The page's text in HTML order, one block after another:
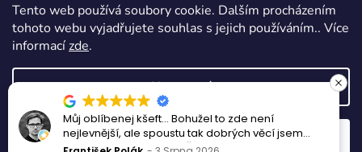
Tento web používá soubory cookie. Dalším procházením
tohoto webu vyjadřujete souhlas s jejich používáním.. Více
informacízde.
Nastavení
Odmítnout Souhlasím
Vytvořil Shoptet
Copyright 2026eDelikatesy. Všechna práva vyhrazena.
Můj oblíbenej kšeft… Bohužel to zde není
nejlevnější, ale spoustu tak dobrých věcí jsem
nejedl ani v samotném Španělsku.